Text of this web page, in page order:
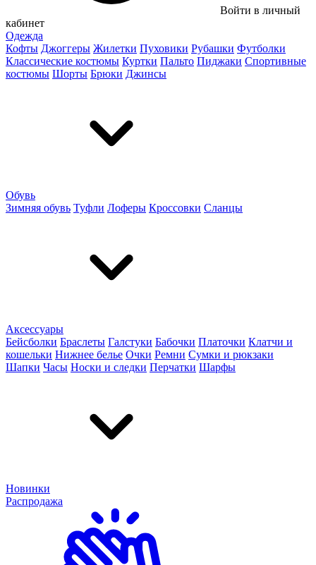
Войти в личный
кабинет
Одежда
Кофты Джоггеры Жилетки Пуховики Рубашки Футболки
Классические костюмы Куртки Пальто Пиджаки Спортивные
костюмы Шорты Брюки Джинсы
Обувь
Зимняя обувь Туфли Лоферы Кроссовки Сланцы
Аксессуары
Бейсболки Браслеты Галстуки Бабочки Платочки Клатчи и
кошельки Нижнее белье Очки Ремни Сумки и рюкзаки
Шапки Часы Носки и следки Перчатки Шарфы
Новинки
Распродажа